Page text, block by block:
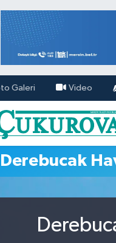
Galeri Video
Derebucak
Haritası
ve Fikstür